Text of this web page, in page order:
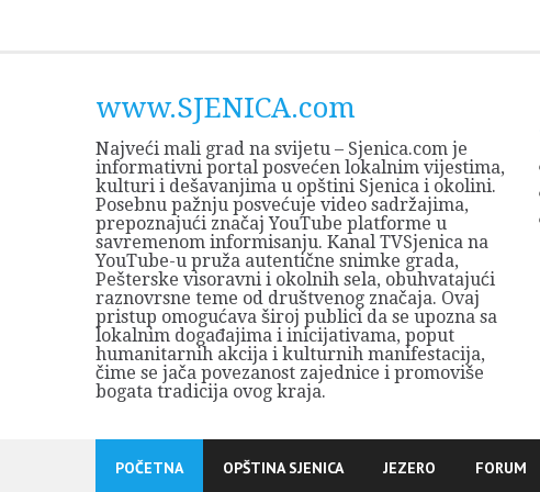
www.SJENICA.com
Najveći mali grad na svijetu – Sjenica.com je
informativni portal posvećen lokalnim vijestima,
kulturi i dešavanjima u opštini Sjenica i okolini.
Posebnu pažnju posvećuje video sadržajima,
prepoznajući značaj YouTube platforme u
savremenom informisanju. Kanal TVSjenica na
YouTube-u pruža autentične snimke grada,
Pešterske visoravni i okolnih sela, obuhvatajući
raznovrsne teme od društvenog značaja. Ovaj
pristup omogućava široj publici da se upozna sa
lokalnim događajima i inicijativama, poput
humanitarnih akcija i kulturnih manifestacija,
čime se jača povezanost zajednice i promoviše
bogata tradicija ovog kraja.
POČETNA OPŠTINA SJENICA JEZERO FORUM